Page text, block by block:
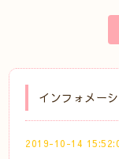
インフォメー
2019-10-14